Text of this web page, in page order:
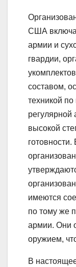
США
армии и
гвардии,
составом,
техникой
регулярной
высокой
имеются
по тому же
армии. Они
оружием,
В